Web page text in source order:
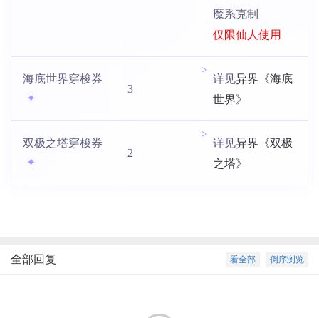
魔系克制
仅限仙人使用
海底世界穿梭券
3
详见异界《海底
世界》
双极之塔穿梭券
2
详见异界《双极
之塔》
倒序浏览
看全部
全部回复